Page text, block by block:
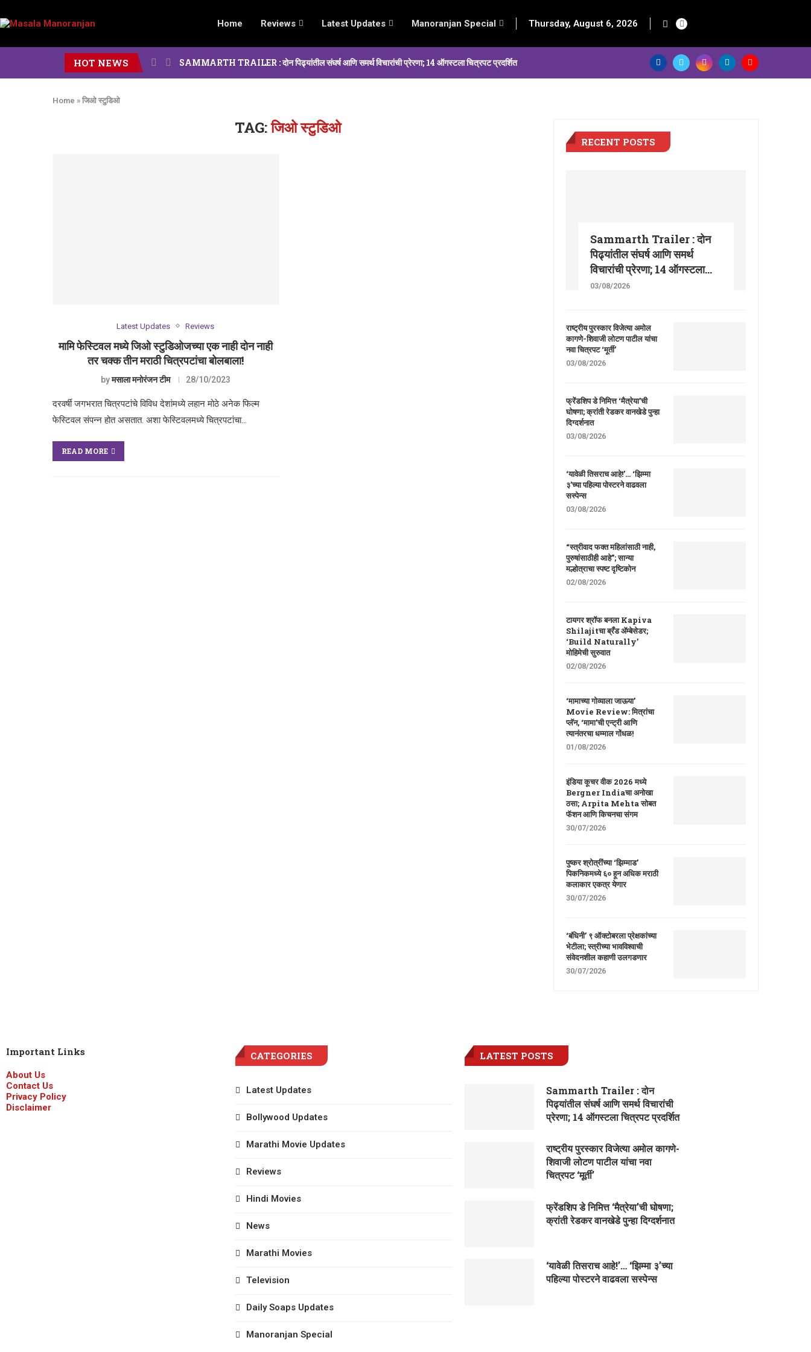
Home Reviews Latest Updates Manoranjan Special Thursday, August 6, 2026
HOT NEWS SAMMARTH TRAILER : दोन पिढ्यांतील संघर्ष आणि समर्थ विचारांची प्रेरणा; 14 ऑगस्टला चित्रपट प्रदर्शित
Home » जिओ स्टुडिओ
TAG:जिओ स्टुडिओ
Latest Updates Reviews
मामि फेस्टिवल मध्ये जिओ स्टुडिओजच्या एक नाही दोन नाही
तर चक्क तीन मराठी चित्रपटांचा बोलबाला!
byमसाला मनोरंजन टीम 28/10/2023
दरवर्षी जगभरात चित्रपटांचे विविध देशांमध्ये लहान मोठे अनेक फिल्म
फेस्टिवल संपन्न होत असतात. अशा फेस्टिवलमध्ये चित्रपटांचा…
READ MORE
RECENT POSTS
Sammarth Trailer : दोन
पिढ्यांतील संघर्ष आणि समर्थ
विचारांची प्रेरणा; 14 ऑगस्टला...
03/08/2026
राष्ट्रीय पुरस्कार विजेत्या अमोल
कागणे-शिवाजी लोटण पाटील यांचा
नवा चित्रपट ‘मूर्ती’
03/08/2026
फ्रेंडशिप डे निमित्त ‘मैत्रेया’ची
घोषणा; क्रांती रेडकर वानखेडे पुन्हा
दिग्दर्शनात
03/08/2026
‘यावेळी तिसराच आहे!’… ‘झिम्मा
३’च्या पहिल्या पोस्टरने वाढवला
सस्पेन्स
03/08/2026
“स्त्रीवाद फक्त महिलांसाठी नाही,
पुरुषांसाठीही आहे”; सान्या
मल्होत्राचा स्पष्ट दृष्टिकोन
02/08/2026
टायगर श्रॉफ बनला Kapiva
Shilajitचा ब्रँड ॲम्बेसेडर;
‘Build Naturally’
मोहिमेची सुरुवात
02/08/2026
‘मामाच्या गोव्याला जाऊया’
Movie Review: मित्रांचा
प्लॅन, ‘मामा’ची एन्ट्री आणि
त्यानंतरचा धम्माल गोंधळ!
01/08/2026
इंडिया कूचर वीक 2026 मध्ये
Bergner Indiaचा अनोखा
ठसा; Arpita Mehta सोबत
फॅशन आणि किचनचा संगम
30/07/2026
पुष्कर श्रोत्रींच्या ‘झिम्माड’
पिकनिकमध्ये ६० हून अधिक मराठी
कलाकार एकत्र येणार
30/07/2026
‘बंधिनी’ ९ ऑक्टोबरला प्रेक्षकांच्या
भेटीला; स्त्रीच्या भावविश्वाची
संवेदनशील कहाणी उलगडणार
30/07/2026
Important Links
About Us
Contact Us
Privacy Policy
Disclaimer
CATEGORIES
Latest Updates
Bollywood Updates
Marathi Movie Updates
Reviews
Hindi Movies
News
Marathi Movies
Television
Daily Soaps Updates
Manoranjan Special
LATEST POSTS
Sammarth Trailer : दोन
पिढ्यांतील संघर्ष आणि समर्थ विचारांची
प्रेरणा; 14 ऑगस्टला चित्रपट प्रदर्शित
राष्ट्रीय पुरस्कार विजेत्या अमोल कागणे-
शिवाजी लोटण पाटील यांचा नवा
चित्रपट ‘मूर्ती’
फ्रेंडशिप डे निमित्त ‘मैत्रेया’ची घोषणा;
क्रांती रेडकर वानखेडे पुन्हा दिग्दर्शनात
‘यावेळी तिसराच आहे!’… ‘झिम्मा ३’च्या
पहिल्या पोस्टरने वाढवला सस्पेन्स